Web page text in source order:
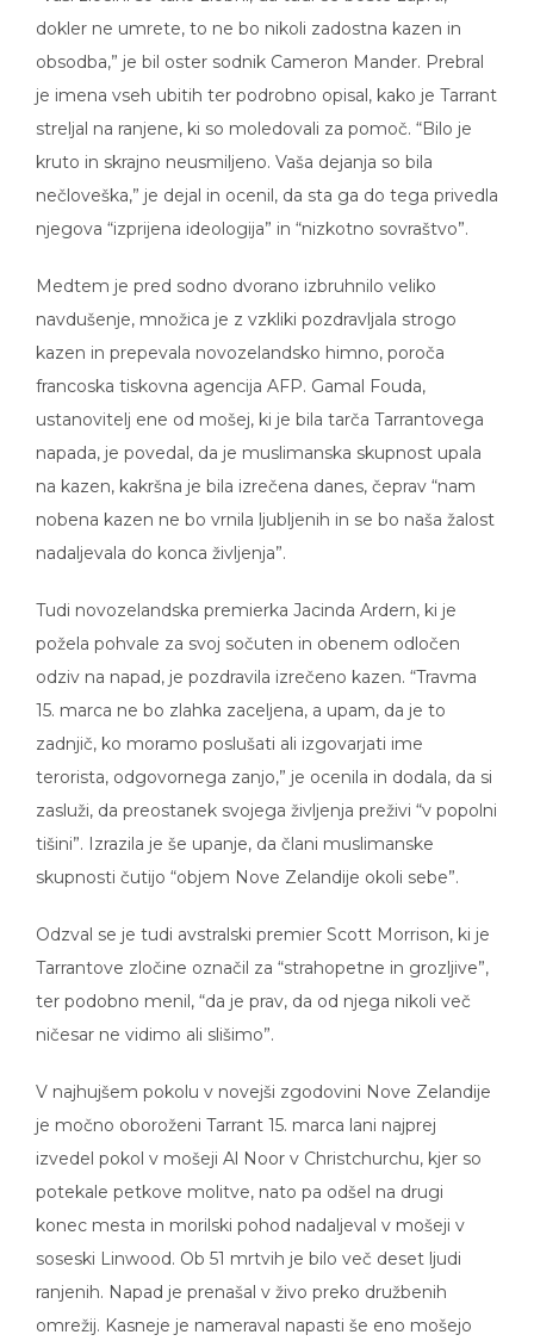
dokler ne umrete, to ne bo nikoli zadostna kazen in
je imena vseh ubitih ter podrobno opisal, kako je Tarrant
streljal na ranjene, ki so moledovali za pomoč. “Bilo je
kruto in skrajno neusmiljeno. Vaša dejanja so bila
nečloveška,” je dejal in ocenil, da sta ga do tega privedla
njegova “izprijena ideologija” in “nizkotno sovraštvo”.
navdušenje, množica je z vzkliki pozdravljala strogo
kazen in prepevala novozelandsko himno, poroča
francoska tiskovna agencija AFP. Gamal Fouda,
ustanovitelj ene od mošej, ki je bila tarča Tarrantovega
napada, je povedal, da je muslimanska skupnost upala
na kazen, kakršna je bila izrečena danes, čeprav “nam
nobena kazen ne bo vrnila ljubljenih in se bo naša žalost
nadaljevala do konca življenja”.
požela pohvale za svoj sočuten in obenem odločen
odziv na napad, je pozdravila izrečeno kazen. “Travma
15. marca ne bo zlahka zaceljena, a upam, da je to
zadnjič, ko moramo poslušati ali izgovarjati ime
terorista, odgovornega zanjo,” je ocenila in dodala, da si
zasluži, da preostanek svojega življenja preživi “v popolni
tišini”. Izrazila je še upanje, da člani muslimanske
skupnosti čutijo “objem Nove Zelandije okoli sebe”.
Tarrantove zločine označil za “strahopetne in grozljive”,
ter podobno menil, “da je prav, da od njega nikoli več
ničesar ne vidimo ali slišimo”.
je močno oboroženi Tarrant 15. marca lani najprej
izvedel pokol v mošeji Al Noor v Christchurchu, kjer so
potekale petkove molitve, nato pa odšel na drugi
konec mesta in morilski pohod nadaljeval v mošeji v
soseski Linwood. Ob 51 mrtvih je bilo več deset ljudi
ranjenih. Napad je prenašal v živo preko družbenih
omrežij. Kasneje je nameraval napasti še eno mošejo